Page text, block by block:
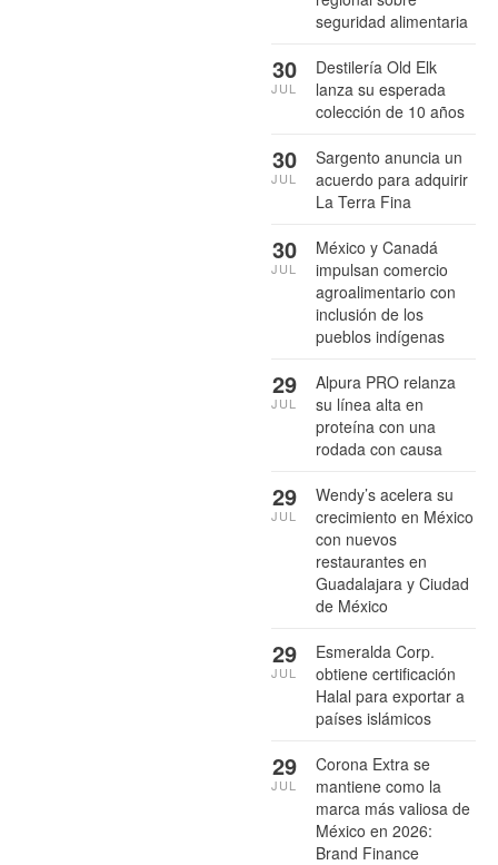
seguridad alimentaria
Destilería Old Elk
lanza su esperada
colección de 10 años
30
JUL
Sargento anuncia un
acuerdo para adquirir
La Terra Fina
30
JUL
México y Canadá
impulsan comercio
agroalimentario con
inclusión de los
pueblos indígenas
30
JUL
Alpura PRO relanza
su línea alta en
proteína con una
rodada con causa
29
JUL
Wendy’s acelera su
crecimiento en México
con nuevos
restaurantes en
Guadalajara y Ciudad
de México
29
JUL
Esmeralda Corp.
obtiene certificación
Halal para exportar a
países islámicos
29
JUL
Corona Extra se
mantiene como la
marca más valiosa de
México en 2026:
Brand Finance
29
JUL